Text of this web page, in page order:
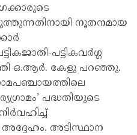
നൂതനമായ
പട്ടികവർഗ്ഗ
ഒ.ആർ. കേളു പറഞ്ഞു.
പദ്ധതിയുടെ
അടിസ്ഥാന